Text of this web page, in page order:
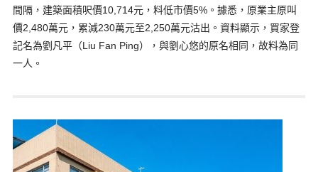
間隔，建築面積呎價10,714元，料低市價5%。據悉，原業主原叫
價2,480萬元，累減230萬元至2,250萬元沽出。資料顯示，買家登
記名為劉凡平（Liu Fan Ping），與劉心悠的原名相同，故料為同
一人。